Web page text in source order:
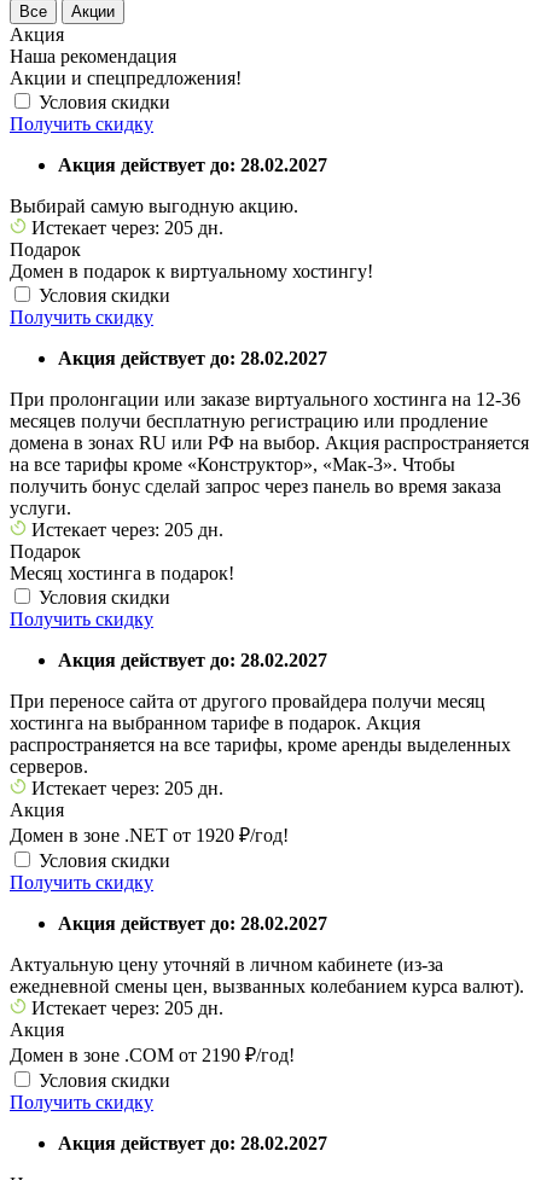
Все Акции
Акция
Наша рекомендация
Акции и спецпредложения!
Условия скидки
Получить скидку
Акция действует до: 28.02.2027
Выбирай самую выгодную акцию.
Истекает через: 205 дн.
Подарок
Домен в подарок к виртуальному хостингу!
Условия скидки
Получить скидку
Акция действует до: 28.02.2027
При пролонгации или заказе виртуального хостинга на 12-36
месяцев получи бесплатную регистрацию или продление
домена в зонах RU или РФ на выбор. Акция распространяется
на все тарифы кроме «Конструктор», «Мак-3». Чтобы
получить бонус сделай запрос через панель во время заказа
услуги.
Истекает через: 205 дн.
Подарок
Месяц хостинга в подарок!
Условия скидки
Получить скидку
Акция действует до: 28.02.2027
При переносе сайта от другого провайдера получи месяц
хостинга на выбранном тарифе в подарок. Акция
распространяется на все тарифы, кроме аренды выделенных
серверов.
Истекает через: 205 дн.
Акция
Домен в зоне .NET от 1920 ₽/год!
Условия скидки
Получить скидку
Акция действует до: 28.02.2027
Актуальную цену уточняй в личном кабинете (из-за
ежедневной смены цен, вызванных колебанием курса валют).
Истекает через: 205 дн.
Акция
Домен в зоне .COM от 2190 ₽/год!
Условия скидки
Получить скидку
Акция действует до: 28.02.2027